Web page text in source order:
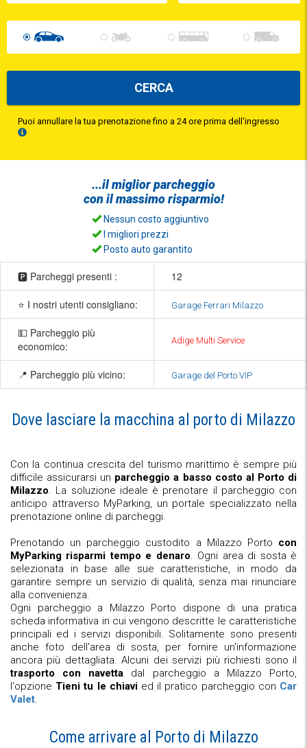
CERCA
Puoi annullare la tua prenotazione fino a 24 ore prima dell'ingresso
...ilmiglior parcheggio
con ilmassimo risparmio!
Nessun costo aggiuntivo
I migliori prezzi
Posto auto garantito
🅿️ Parcheggi presenti : 12
⭐ I nostri utenti consigliano: Garage Ferrari Milazzo
💵 Parcheggio più
economico:
Adige Multi Service
📍 Parcheggio più vicino: Garage del Porto VIP
Dove lasciare la macchina al porto di Milazzo
Con la continua crescita del turismo marittimo è sempre più
difficile assicurarsi un parcheggio a basso costo al Porto di
Milazzo. La soluzione ideale è prenotare il parcheggio con
anticipo attraverso MyParking, un portale specializzato nella
prenotazione online di parcheggi.
Prenotando un parcheggio custodito a Milazzo Porto con
MyParking risparmi tempo e denaro. Ogni area di sosta è
selezionata in base alle sue caratteristiche, in modo da
garantire sempre un servizio di qualità, senza mai rinunciare
alla convenienza.
Ogni parcheggio a Milazzo Porto dispone di una pratica
scheda informativa in cui vengono descritte le caratteristiche
principali ed i servizi disponibili. Solitamente sono presenti
anche foto dell'area di sosta, per fornire un'informazione
ancora più dettagliata. Alcuni dei servizi più richiesti sono il
trasporto con navetta dal parcheggio a Milazzo Porto,
l'opzione Tieni tu le chiavied il pratico parcheggio con Car
Valet.
Come arrivare al Porto di Milazzo